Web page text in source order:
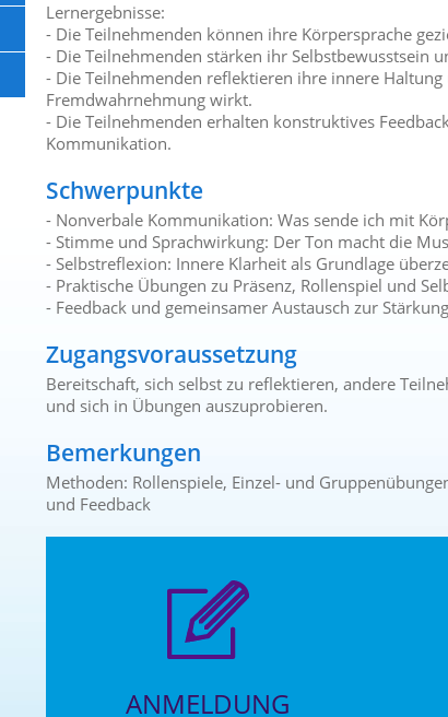
Lernergebnisse:
- Die Teilnehmenden können ihre Körpersprache
- Die Teilnehmenden stärken ihr Selbstbewusstsein
- Die Teilnehmenden reflektieren ihre innere
Fremdwahrnehmung wirkt.
- Die Teilnehmenden erhalten konstruktives
Kommunikation.
Schwerpunkte
- Nonverbale Kommunikation: Was sende ich mit
- Stimme und Sprachwirkung: Der Ton macht die
- Selbstreflexion: Innere Klarheit als Grundlage
- Praktische Übungen zu Präsenz, Rollenspiel und
- Feedback und gemeinsamer Austausch zur
Zugangsvoraussetzung
Bereitschaft, sich selbst zu reflektieren, andere
und sich in Übungen auszuprobieren.
Bemerkungen
Methoden: Rollenspiele, Einzel- und
und Feedback
ANMELDUNG